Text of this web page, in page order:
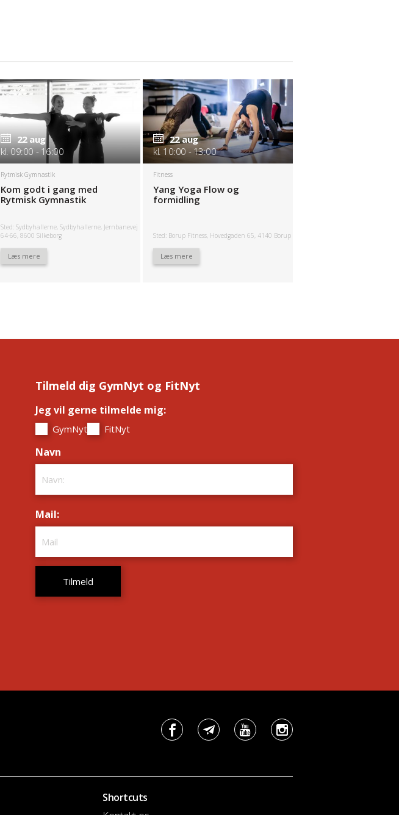
22 aug
kl. 09:00 - 16:00
Rytmisk Gymnastik
Kom godt i gang med
Rytmisk Gymnastik
Sted: Sydbyhallerne, Sydbyhallerne, Jernbanevej
64-66, 8600 Silkeborg
Læs mere
22 aug
kl. 10:00 - 13:00
Fitness
Yang Yoga Flow og
formidling
Sted: Borup Fitness, Hovedgaden 65, 4140 Borup
Læs mere
Tilmeld dig GymNyt og FitNyt
Jeg vil gerne tilmelde mig:
GymNyt FitNyt
Navn
Mail:
Shortcuts